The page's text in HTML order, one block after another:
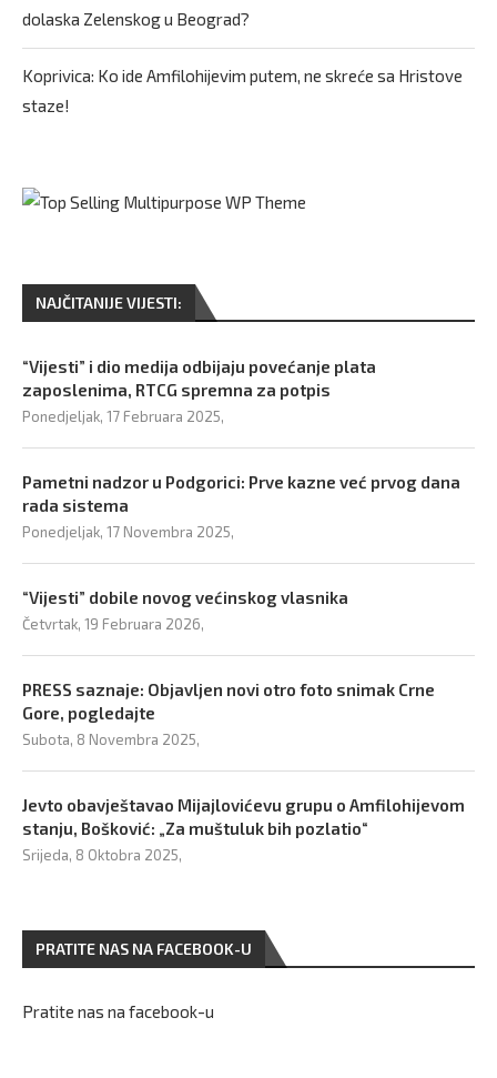
dolaska Zelenskog u Beograd?
Koprivica: Ko ide Amfilohijevim putem, ne skreće sa Hristove
staze!
NAJČITANIJE VIJESTI:
“Vijesti” i dio medija odbijaju povećanje plata
zaposlenima, RTCG spremna za potpis
Ponedjeljak, 17 Februara 2025,
Pametni nadzor u Podgorici: Prve kazne već prvog dana
rada sistema
Ponedjeljak, 17 Novembra 2025,
“Vijesti” dobile novog većinskog vlasnika
Četvrtak, 19 Februara 2026,
PRESS saznaje: Objavljen novi otro foto snimak Crne
Gore, pogledajte
Subota, 8 Novembra 2025,
Jevto obavještavao Mijajlovićevu grupu o Amfilohijevom
stanju, Bošković: „Za muštuluk bih pozlatio“
Srijeda, 8 Oktobra 2025,
PRATITE NAS NA FACEBOOK-U
Pratite nas na facebook-u